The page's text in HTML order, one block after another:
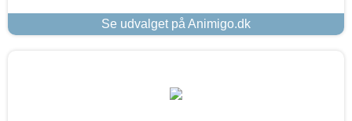
Se udvalget på Animigo.dk